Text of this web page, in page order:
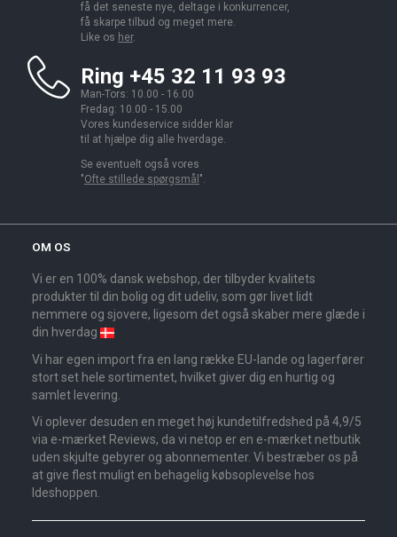
få det seneste nye, deltage i konkurrencer,
få skarpe tilbud og meget mere.
Like os her.
Ring +45 32 11 93 93
Man-Tors: 10.00 - 16.00
Fredag: 10.00 - 15.00
Vores kundeservice sidder klar
til at hjælpe dig alle hverdage.
Se eventuelt også vores
"Ofte stillede spørgsmål ".
OM OS
Vi er en 100% dansk webshop, der tilbyder kvalitets
produkter til din bolig og dit udeliv, som gør livet lidt
nemmere og sjovere, ligesom det også skaber mere glæde i
din hverdag
Vi har egen import fra en lang række EU-lande og lagerfører
stort set hele sortimentet, hvilket giver dig en hurtig og
samlet levering.
Vi oplever desuden en meget høj kundetilfredshed på 4,9/5
via e-mærket Reviews, da vi netop er en e-mærket netbutik
uden skjulte gebyrer og abonnementer. Vi bestræber os på
at give flest muligt en behagelig købsoplevelse hos
Ideshoppen.